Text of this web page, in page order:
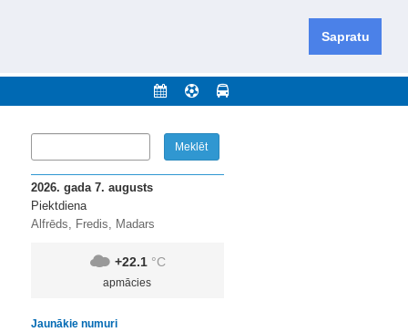
Sapratu
novadu un apkārtējos novadus un pilsētas.
2026. gada 7. augusts
Piektdiena
Alfrēds, Fredis, Madars
+22.1 °C
apmācies
Jaunākie numuri